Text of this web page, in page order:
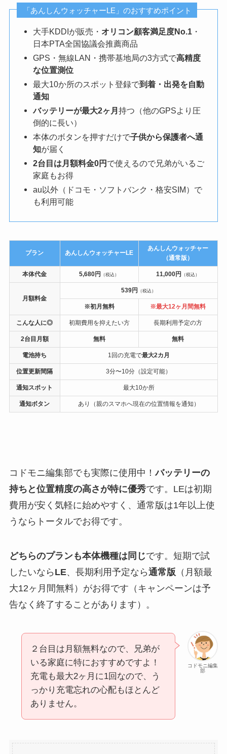
「あんしんウォッチャーLE」のおすすめポイント
大手KDDIが販売・ オリコン顧客満足度No.1 ・
日本PTA全国協議会推薦商品
GPS・無線LAN・携帯基地局の3方式で高精度
な位置測位
最大10か所のスポット登録で到着・出発を自動
通知
バッテリーが最大2ヶ月持つ（他のGPSより圧
倒的に長い）
本体のボタンを押すだけで子供から保護者へ通
知が届く
2台目は月額料金0円 で使えるので兄弟がいるご
家庭もお得
au以外（ドコモ・ソフトバンク・格安SIM）で
も利用可能
プラン あんしんウォッチャーLE
あんしんウォッチャー
（通常版）
本体代金 5,680円 （税込） 11,000円 （税込）
月額料金
539円 （税込）
※初月無料 ※最大12ヶ月間無料
こんな人に◎ 初期費用を抑えたい方 長期利用予定の方
2台目月額 無料 無料
電池持ち 1回の充電で最大2カ月
位置更新間隔 3分〜10分（設定可能）
通知スポット 最大10か所
通知ボタン あり（親のスマホへ現在の位置情報を通知）
コドモニ編集部でも実際に使用中！バッテリーの
持ちと位置精度の高さが特に優秀です。LEは初期
費用が安く気軽に始めやすく、通常版は1年以上使
うならトータルでお得です。
どちらのプランも本体機種は同じです。短期で試
したいなら LE、長期利用予定なら通常版 （月額最
大12ヶ月間無料）がお得です（キャンペーンは予
告なく終了することがあります）。
コドモニ編集
部
２台目は月額無料なので、兄弟が
いる家庭に特におすすめですよ！
充電も最大2ヶ月に1回なので、う
っかり充電忘れの心配もほとんど
ありません。